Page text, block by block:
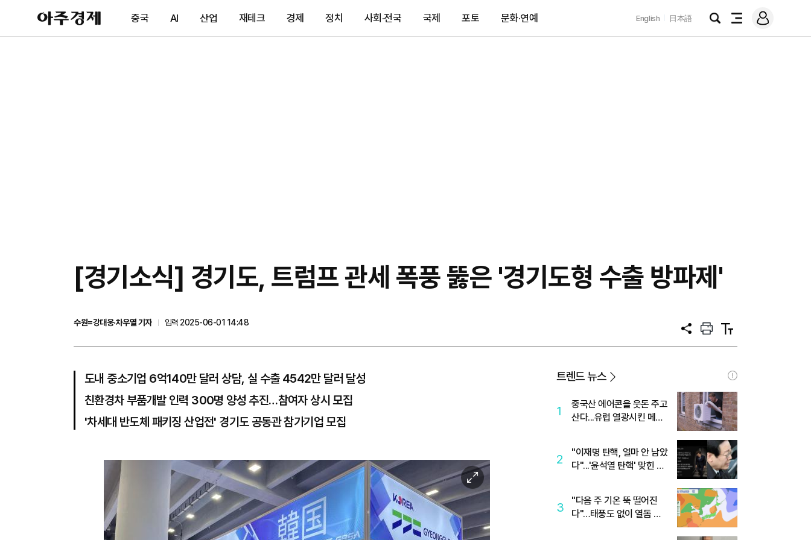
아
주
제
중국 AI 산업 재테크 경제 정치 사회·전국 국제 포토 문화·연예 English 日本語
검
전
메
그
[경기소식] 경기도, 트럼프 관세 폭풍 뚫은 '경기도형 수출 방파제'
수원=강대웅·차우열 기자
입력 2025-06-01 14:48
공
프
트
텍
트
도내 중소기업 6억140만 달러 상담, 실 수출 4542만 달러 달성
친환경차 부품개발 인력 300명 양성 추진…참여자 상시 모집
'차세대 반도체 패키징 산업전' 경기도 공동관 참가기업 모집
이
미
지
확
트렌드 뉴스
1
중국산 에어콘을 웃돈 주고
산다...유럽 열광시킨 메이
2
"이재명 탄핵, 얼마 안 남았
다"...'윤석열 탄핵' 맞힌 무
3
"다음 주 기온 뚝 떨어진
다"…태풍도 없이 열돔 박